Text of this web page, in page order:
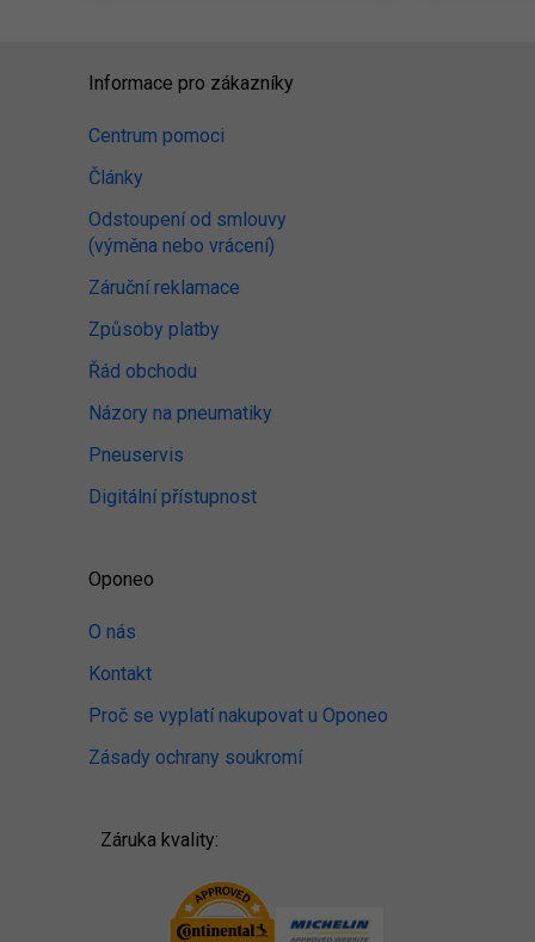
Informace pro zákazníky
Centrum pomoci
Články
Odstoupení od smlouvy
(výměna nebo vrácení)
Záruční reklamace
Způsoby platby
Řád obchodu
Názory na pneumatiky
Pneuservis
Digitální přístupnost
Oponeo
O nás
Kontakt
Proč se vyplatí nakupovat u Oponeo
Zásady ochrany soukromí
Záruka kvality: